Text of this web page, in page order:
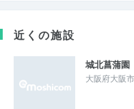
近くの施設
城北菖蒲園
大阪府大阪